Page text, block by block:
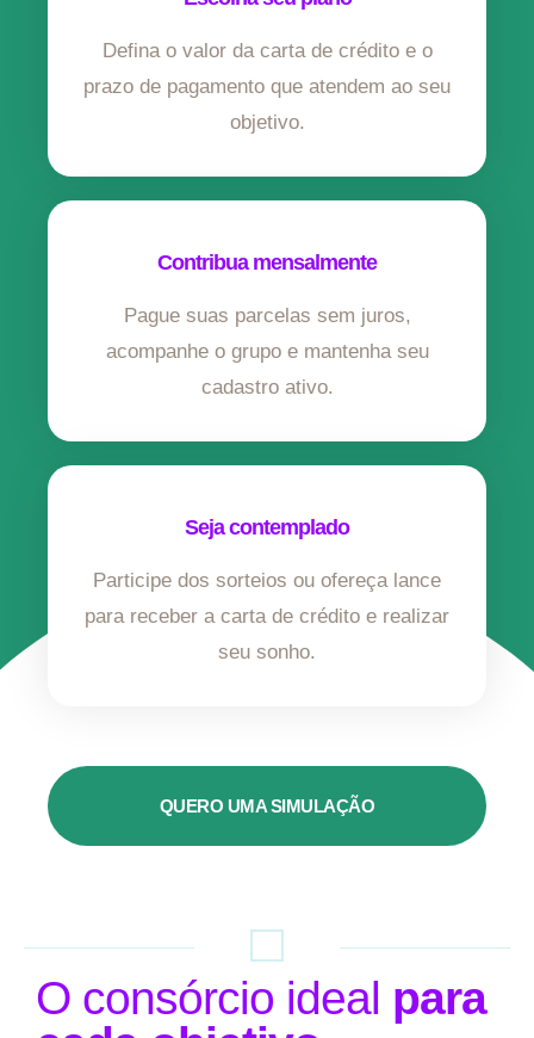
Defina o valor da carta de crédito e o
prazo de pagamento que atendem ao seu
objetivo.
Contribua mensalmente
Pague suas parcelas sem juros,
acompanhe o grupo e mantenha seu
cadastro ativo.
Seja contemplado
Participe dos sorteios ou ofereça lance
para receber a carta de crédito e realizar
seu sonho.
QUERO UMA SIMULAÇÃO
O consórcio ideal para